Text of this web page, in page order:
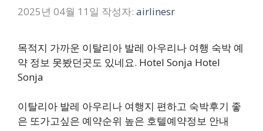
2025년 04월 11일 작성자: airlinesr
목적지 가까운 이탈리아 발레 아우리나 여행 숙박 예
약 정보 못봤던곳도 있네요. Hotel Sonja Hotel
Sonja
이탈리아 발레 아우리나 여행지 편하고 숙박후기 좋
은 또가고싶은 예약순위 높은 호텔예약정보 안내